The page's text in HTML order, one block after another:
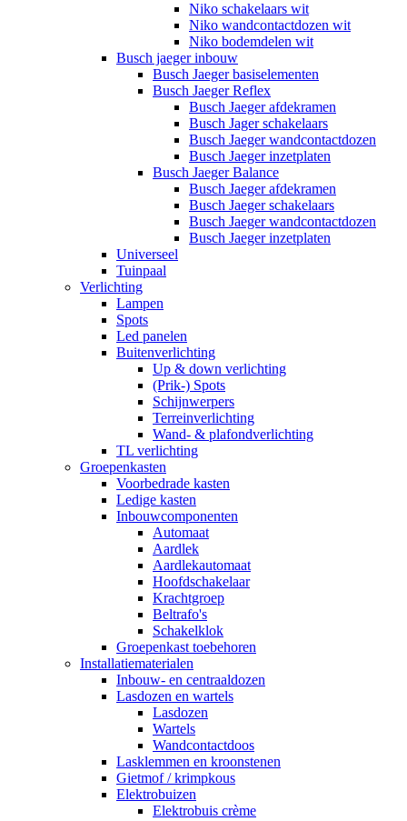
Niko schakelaars wit
Niko wandcontactdozen wit
Niko bodemdelen wit
Busch jaeger inbouw
Busch Jaeger basiselementen
Busch Jaeger Reflex
Busch Jaeger afdekramen
Busch Jager schakelaars
Busch Jaeger wandcontactdozen
Busch Jaeger inzetplaten
Busch Jaeger Balance
Busch Jaeger afdekramen
Busch Jaeger schakelaars
Busch Jaeger wandcontactdozen
Busch Jaeger inzetplaten
Universeel
Tuinpaal
Verlichting
Lampen
Spots
Led panelen
Buitenverlichting
Up & down verlichting
(Prik-) Spots
Schijnwerpers
Terreinverlichting
Wand- & plafondverlichting
TL verlichting
Groepenkasten
Voorbedrade kasten
Ledige kasten
Inbouwcomponenten
Automaat
Aardlek
Aardlekautomaat
Hoofdschakelaar
Krachtgroep
Beltrafo's
Schakelklok
Groepenkast toebehoren
Installatiematerialen
Inbouw- en centraaldozen
Lasdozen en wartels
Lasdozen
Wartels
Wandcontactdoos
Lasklemmen en kroonstenen
Gietmof / krimpkous
Elektrobuizen
Elektrobuis crème